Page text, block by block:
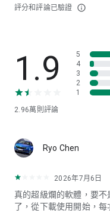
評分和評論已驗證 info_outline
1.9
2.96萬 則評論
5
4
3
2
1
Ryo Chen
2026年7月6日
真的超級爛的軟體，要
了，從下載使用開始，每